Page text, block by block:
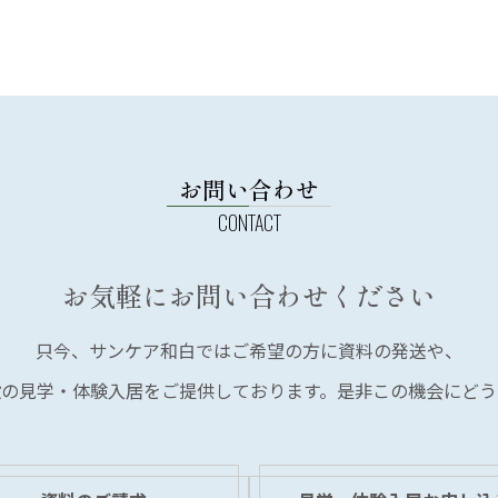
お問い合わせ
お気軽にお問い合わせください
只今、サンケア和白ではご希望の方に資料の発送や、
見学・体験入居を ご提供しております。 是非この機会にど